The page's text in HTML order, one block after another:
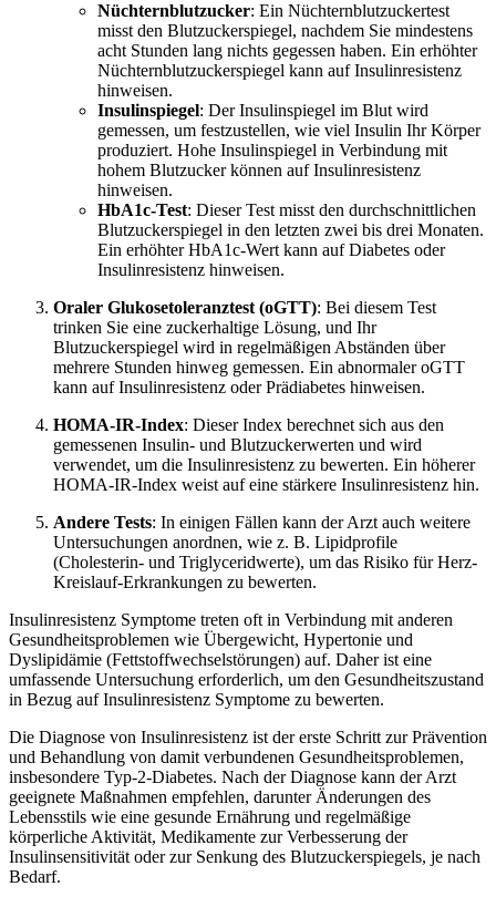
Nüchternblutzucker: Ein Nüchternblutzuckertest
misst den Blutzuckerspiegel, nachdem Sie mindestens
acht Stunden lang nichts gegessen haben. Ein erhöhter
Nüchternblutzuckerspiegel kann auf Insulinresistenz
hinweisen.
Insulinspiegel: Der Insulinspiegel im Blut wird
gemessen, um festzustellen, wie viel Insulin Ihr Körper
produziert. Hohe Insulinspiegel in Verbindung mit
hohem Blutzucker können auf Insulinresistenz
hinweisen.
HbA1c-Test: Dieser Test misst den durchschnittlichen
Blutzuckerspiegel in den letzten zwei bis drei Monaten.
Ein erhöhter HbA1c-Wert kann auf Diabetes oder
Insulinresistenz hinweisen.
Oraler Glukosetoleranztest (oGTT): Bei diesem Test
trinken Sie eine zuckerhaltige Lösung, und Ihr
Blutzuckerspiegel wird in regelmäßigen Abständen über
mehrere Stunden hinweg gemessen. Ein abnormaler oGTT
kann auf Insulinresistenz oder Prädiabetes hinweisen.
HOMA-IR-Index: Dieser Index berechnet sich aus den
gemessenen Insulin- und Blutzuckerwerten und wird
verwendet, um die Insulinresistenz zu bewerten. Ein höherer
HOMA-IR-Index weist auf eine stärkere Insulinresistenz hin.
Andere Tests: In einigen Fällen kann der Arzt auch weitere
Untersuchungen anordnen, wie z. B. Lipidprofile
(Cholesterin- und Triglyceridwerte), um das Risiko für Herz-
Kreislauf-Erkrankungen zu bewerten.
Insulinresistenz Symptome treten oft in Verbindung mit anderen
Gesundheitsproblemen wie Übergewicht, Hypertonie und
Dyslipidämie (Fettstoffwechselstörungen) auf. Daher ist eine
umfassende Untersuchung erforderlich, um den Gesundheitszustand
in Bezug auf Insulinresistenz Symptome zu bewerten.
Die Diagnose von Insulinresistenz ist der erste Schritt zur Prävention
und Behandlung von damit verbundenen Gesundheitsproblemen,
insbesondere Typ-2-Diabetes. Nach der Diagnose kann der Arzt
geeignete Maßnahmen empfehlen, darunter Änderungen des
Lebensstils wie eine gesunde Ernährung und regelmäßige
körperliche Aktivität, Medikamente zur Verbesserung der
Insulinsensitivität oder zur Senkung des Blutzuckerspiegels, je nach
Bedarf.